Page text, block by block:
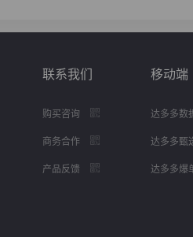
联系我们
购买咨询
商务合作
产品反馈
移动端
达多多数
达多多甄
达多多爆